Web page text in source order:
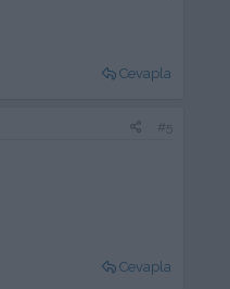
Cevapla
#5
Cevapla